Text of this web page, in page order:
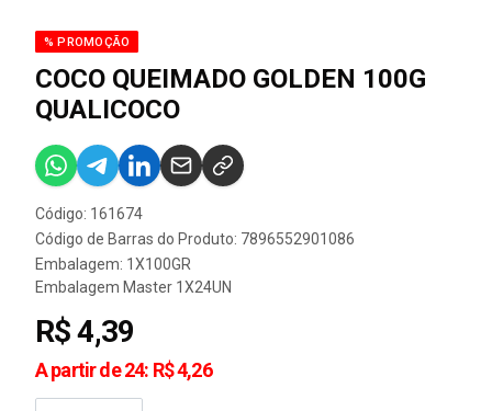
% PROMOÇÃO
COCO QUEIMADO GOLDEN 100G
QUALICOCO
Código: 161674
Código de Barras do Produto: 7896552901086
Embalagem: 1X100GR
Embalagem Master 1X24UN
R$ 4,39
A partir de 24: R$ 4,26